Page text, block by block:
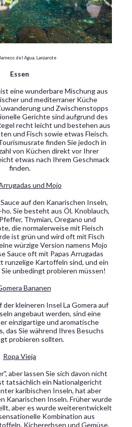
del Agua, Lanzarote
Essen
eine wunderbare Mischung aus
und mediterraner Küche
und Zwischenstopps
Gerichte sind aufgrund des
recht leicht und bestehen aus
und Fisch sowie etwas Fleisch.
finden Sie jedoch in
von Küchen direkt vor Ihrer
etwas nach Ihrem Geschmack
finden.
und Mojo
auf den Kanarischen Inseln,
Sie besteht aus Öl, Knoblauch,
Thymian, Oregano und
die normalerweise mit Fleisch
ist grün und wird oft mit Fisch
würzige Version namens Mojo
Sauce oft mit Papas Arrugadas
runzelige Kartoffeln sind, und ein
unbedingt probieren müssen!
Bananen
der kleineren Insel La Gomera auf
angebaut werden, sind eine
einzigartige und aromatische
das Sie während Ihres Besuchs
probieren sollten.
Ropa Vieja
aber lassen Sie sich davon nicht
tatsächlich ein Nationalgericht
karibischen Inseln, hat aber
Kanarischen Inseln. Früher wurde
aber es wurde weiterentwickelt
Kombination aus
Kichererbsen und Gemüse.